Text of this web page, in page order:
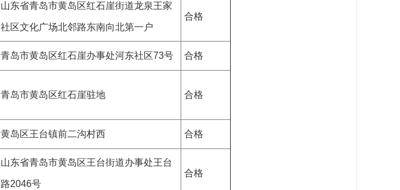
山东省青岛市黄岛区红石崖街道龙泉王家
社区文化广场北邻路东南向北第一户
合格
青岛市黄岛区红石崖办事处河东社区73号 合格
青岛市黄岛区红石崖驻地 合格
黄岛区王台镇前二沟村西 合格
山东省青岛市黄岛区王台街道办事处王台
路2046号
合格